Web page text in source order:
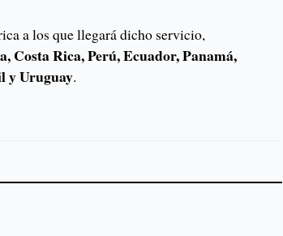
a los que llegará dicho servicio,
Costa Rica, Perú, Ecuador, Panamá,
y Uruguay.